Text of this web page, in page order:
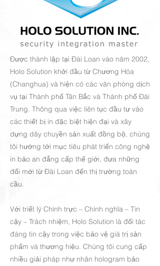
Được thành lập tại Đài Loan vào năm 2002,
Holo Solution khởi đầu từ Chương Hóa
(Changhua) và hiện có các văn phòng dịch
vụ tại Thành phố Tân Bắc và Thành phố Đài
Trung. Thông qua việc liên tục đầu tư vào
các thiết bị in đặc biệt hiện đại và xây
dựng dây chuyền sản xuất đồng bộ, chúng
tôi hướng tới mục tiêu phát triển công nghệ
in bảo an đẳng cấp thế giới, đưa những
đổi mới từ Đài Loan đến thị trường toàn
cầu.
Với triết lý Chính trực – Chính nghĩa – Tin
cậy – Trách nhiệm, Holo Solution là đối tác
đáng tin cậy trong việc bảo vệ giá trị sản
phẩm và thương hiệu. Chúng tôi cung cấp
nhiều giải pháp như nhãn hologram bảo